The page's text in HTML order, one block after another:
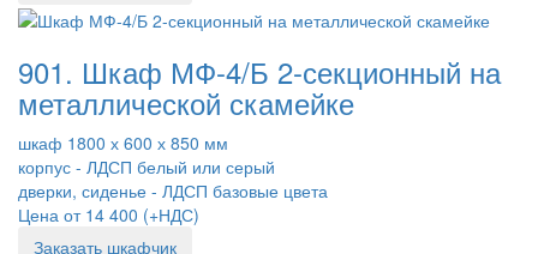
901. Шкаф МФ-4/Б 2-секционный на
металлической скамейке
шкаф 1800 х 600 х 850 мм
корпус - ЛДСП белый или серый
дверки, сиденье - ЛДСП базовые цвета
Цена от 14 400 (+НДС)
Заказать шкафчик